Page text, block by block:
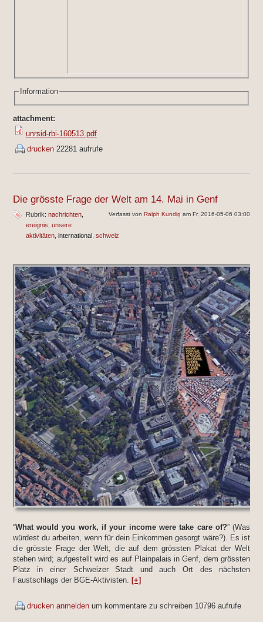
Information
attachment:
unrsid-rbi-160513.pdf
drucken 22281 aufrufe
Die grösste Frage der Welt am 14. Mai in Genf
Verfasst von Ralph Kundig am Fr, 2016-05-06 03:00
Rubrik: nachrichten
ereignis unsere
aktivitäten international schweiz
“What would you work, if your income were take care of?” (Was
würdest du arbeiten, wenn für dein Einkommen gesorgt wäre?). Es ist
die grösste Frage der Welt, die auf dem grössten Plakat der Welt
stehen wird; aufgestellt wird es auf Plainpalais in Genf, dem grössten
Platz in einer Schweizer Stadt und auch Ort des nächsten
Faustschlags der BGE-Aktivisten. [+]
drucken anmeldenum kommentare zu schreiben 10796 aufrufe